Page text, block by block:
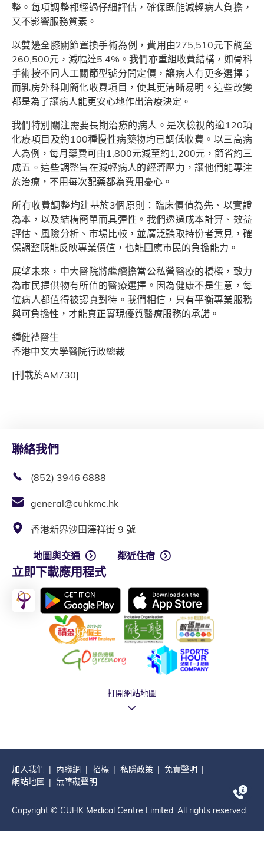
整。每項調整都經過仔細評估，確保既能減輕病人負擔，
又不影響服務質素。
以雙邊全膝關節置換手術為例，費用由275,510元下調至
260,500元，減幅達5.4%。我們亦重組收費結構，如骨科
手術按不同人工關節型號分開定價，讓病人有更多選擇；
而乳房外科則簡化收費項目，使其更清晰易明。這些改變
都是為了讓病人能更安心地作出治療決定。
我們特別關注需要長期治療的病人。是次檢視的逾120項
化療項目及約100種慢性病藥物均已調低收費。以三高病
人為例，每月藥費可由1,800元減至約1,200元，節省約三
成五。這些調整旨在減輕病人的經濟壓力，讓他們能專注
於治療，不用每次配藥都為費用憂心。
所有收費調整均建基於3個原則：臨床價值為先、以實證
為本，以及結構簡單而具彈性。我們透過成本計算、效益
評估、風險分析、市場比較，並廣泛聽取持份者意見，確
保調整既能反映專業價值，也能回應市民的負擔能力。
展望未來，中大醫院將繼續擔當公私營醫療的橋樑，致力
為市民提供物有所值的醫療選擇。因為健康不是生意，每
位病人都值得被認真對待。我們相信，只有平衡專業服務
與可負擔性，才能真正實現優質醫療服務的承諾。
鍾健禮醫生
香港中文大學醫院行政總裁
[刊載於AM730]
聯絡我們
(852) 3946 6888
general@cuhkmc.hk
香港新界沙田澤祥街 9 號
地圖與交通 鄰近住宿
立即下載應用程式
打開網站地圖
加入我們 內聯網 招標 私隱政策
免責聲明
網站地圖
無障礙聲明
Copyright © CUHK Medical Centre Limited. All rights reserved.